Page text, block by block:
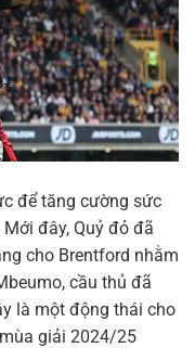
để tăng cường sức
đây, Quỷ đỏ đã
cho Brentford nhằm
cầu thủ đã
là một động thái cho
giải 2024/25